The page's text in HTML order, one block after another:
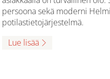
persoona sekä moderni
potilastietojärjestelmä.
Lue lisää